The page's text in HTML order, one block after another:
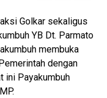
Golkar sekaligus
YB Dt. Parmato
membuka
dengan
ini Payakumbuh